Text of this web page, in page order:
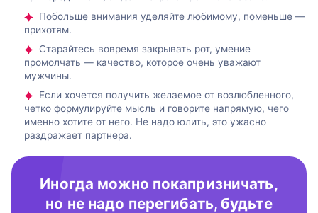
Побольше внимания уделяйте любимому, поменьше —
прихотям.
Старайтесь вовремя закрывать рот, умение
промолчать — качество, которое очень уважают
мужчины.
Если хочется получить желаемое от возлюбленного,
четко формулируйте мысль и говорите напрямую, чего
именно хотите от него. Не надо юлить, это ужасно
раздражает партнера.
Иногда можно покапризничать,
но не надо перегибать, будьте